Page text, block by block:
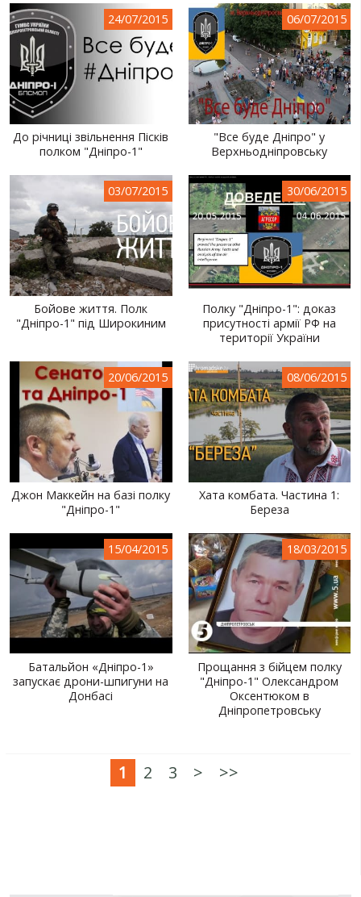
24/07/2015
До річниці звільнення Пісків
полком "Дніпро-1"
06/07/2015
"Все буде Дніпро" у
Верхньодніпровську
03/07/2015
Бойове життя. Полк
"Дніпро-1" під Широкиним
30/06/2015
Полку "Дніпро-1": доказ
присутності армії РФ на
території України
20/06/2015
Джон Маккейн на базі полку
"Дніпро-1"
08/06/2015
Хата комбата. Частина 1:
Береза
15/04/2015
Батальйон «Дніпро-1»
запускає дрони-шпигуни на
Донбасі
18/03/2015
Прощання з бійцем полку
"Дніпро-1" Олександром
Оксентюком в
Дніпропетровську
1 2 3 > >>